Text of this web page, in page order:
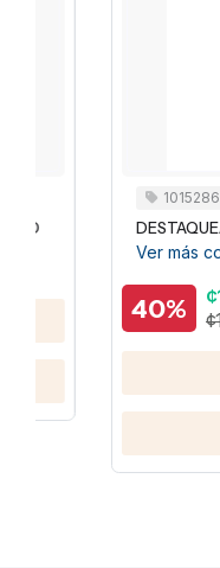
1015286
DESTAQUEADOR
Ver más colores
¢1,195
¢1,990